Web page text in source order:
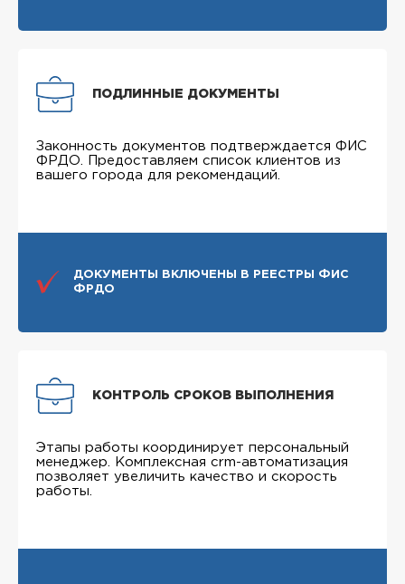
ПОДЛИННЫЕ ДОКУМЕНТЫ
Законность документов подтверждается ФИС
ФРДО. Предоставляем список клиентов из
вашего города для рекомендаций.
ДОКУМЕНТЫ ВКЛЮЧЕНЫ В РЕЕСТРЫ ФИС
ФРДО
КОНТРОЛЬ СРОКОВ ВЫПОЛНЕНИЯ
Этапы работы координирует персональный
менеджер. Комплексная crm-автоматизация
позволяет увеличить качество и скорость
работы.